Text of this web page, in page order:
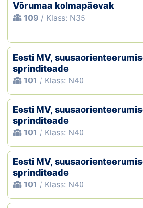
Võrumaa kolmapäevak
109 / Klass: N35
Eesti MV,
sprinditeade
101 / Klass: N40
Eesti MV,
sprinditeade
101 / Klass: N40
Eesti MV,
sprinditeade
101 / Klass: N40